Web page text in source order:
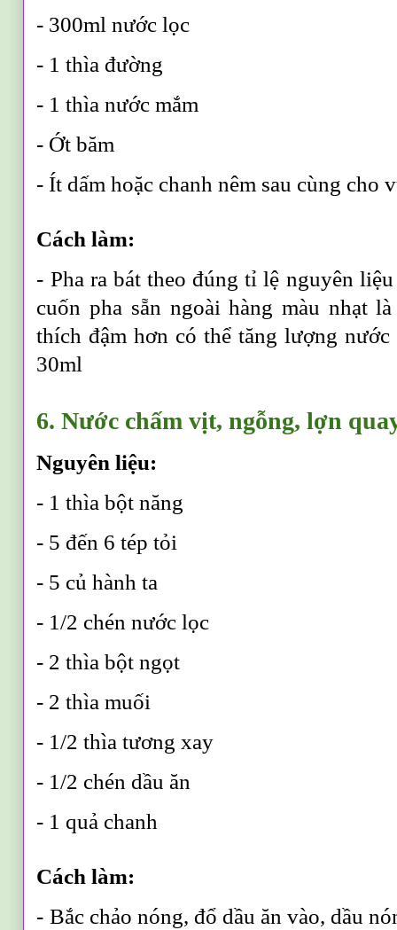
- 300ml nước lọc
- 1 thìa đường
- 1 thìa nước mắm
- Ớt băm
- Ít dấm hoặc chanh nêm sau cùng cho
Cách làm:
- Pha ra bát theo đúng tỉ lệ nguyên
cuốn pha sẵn ngoài hàng màu nhạt
thích đậm hơn có thể tăng lượng
30ml
6. Nước chấm vịt, ngỗng, lợn
Nguyên liệu:
- 1 thìa bột năng
- 5 đến 6 tép tỏi
- 5 củ hành ta
- 1/2 chén nước lọc
- 2 thìa bột ngọt
- 2 thìa muối
- 1/2 thìa tương xay
- 1/2 chén dầu ăn
- 1 quả chanh
Cách làm:
- Bắc chảo nóng, đổ dầu ăn vào, dầu